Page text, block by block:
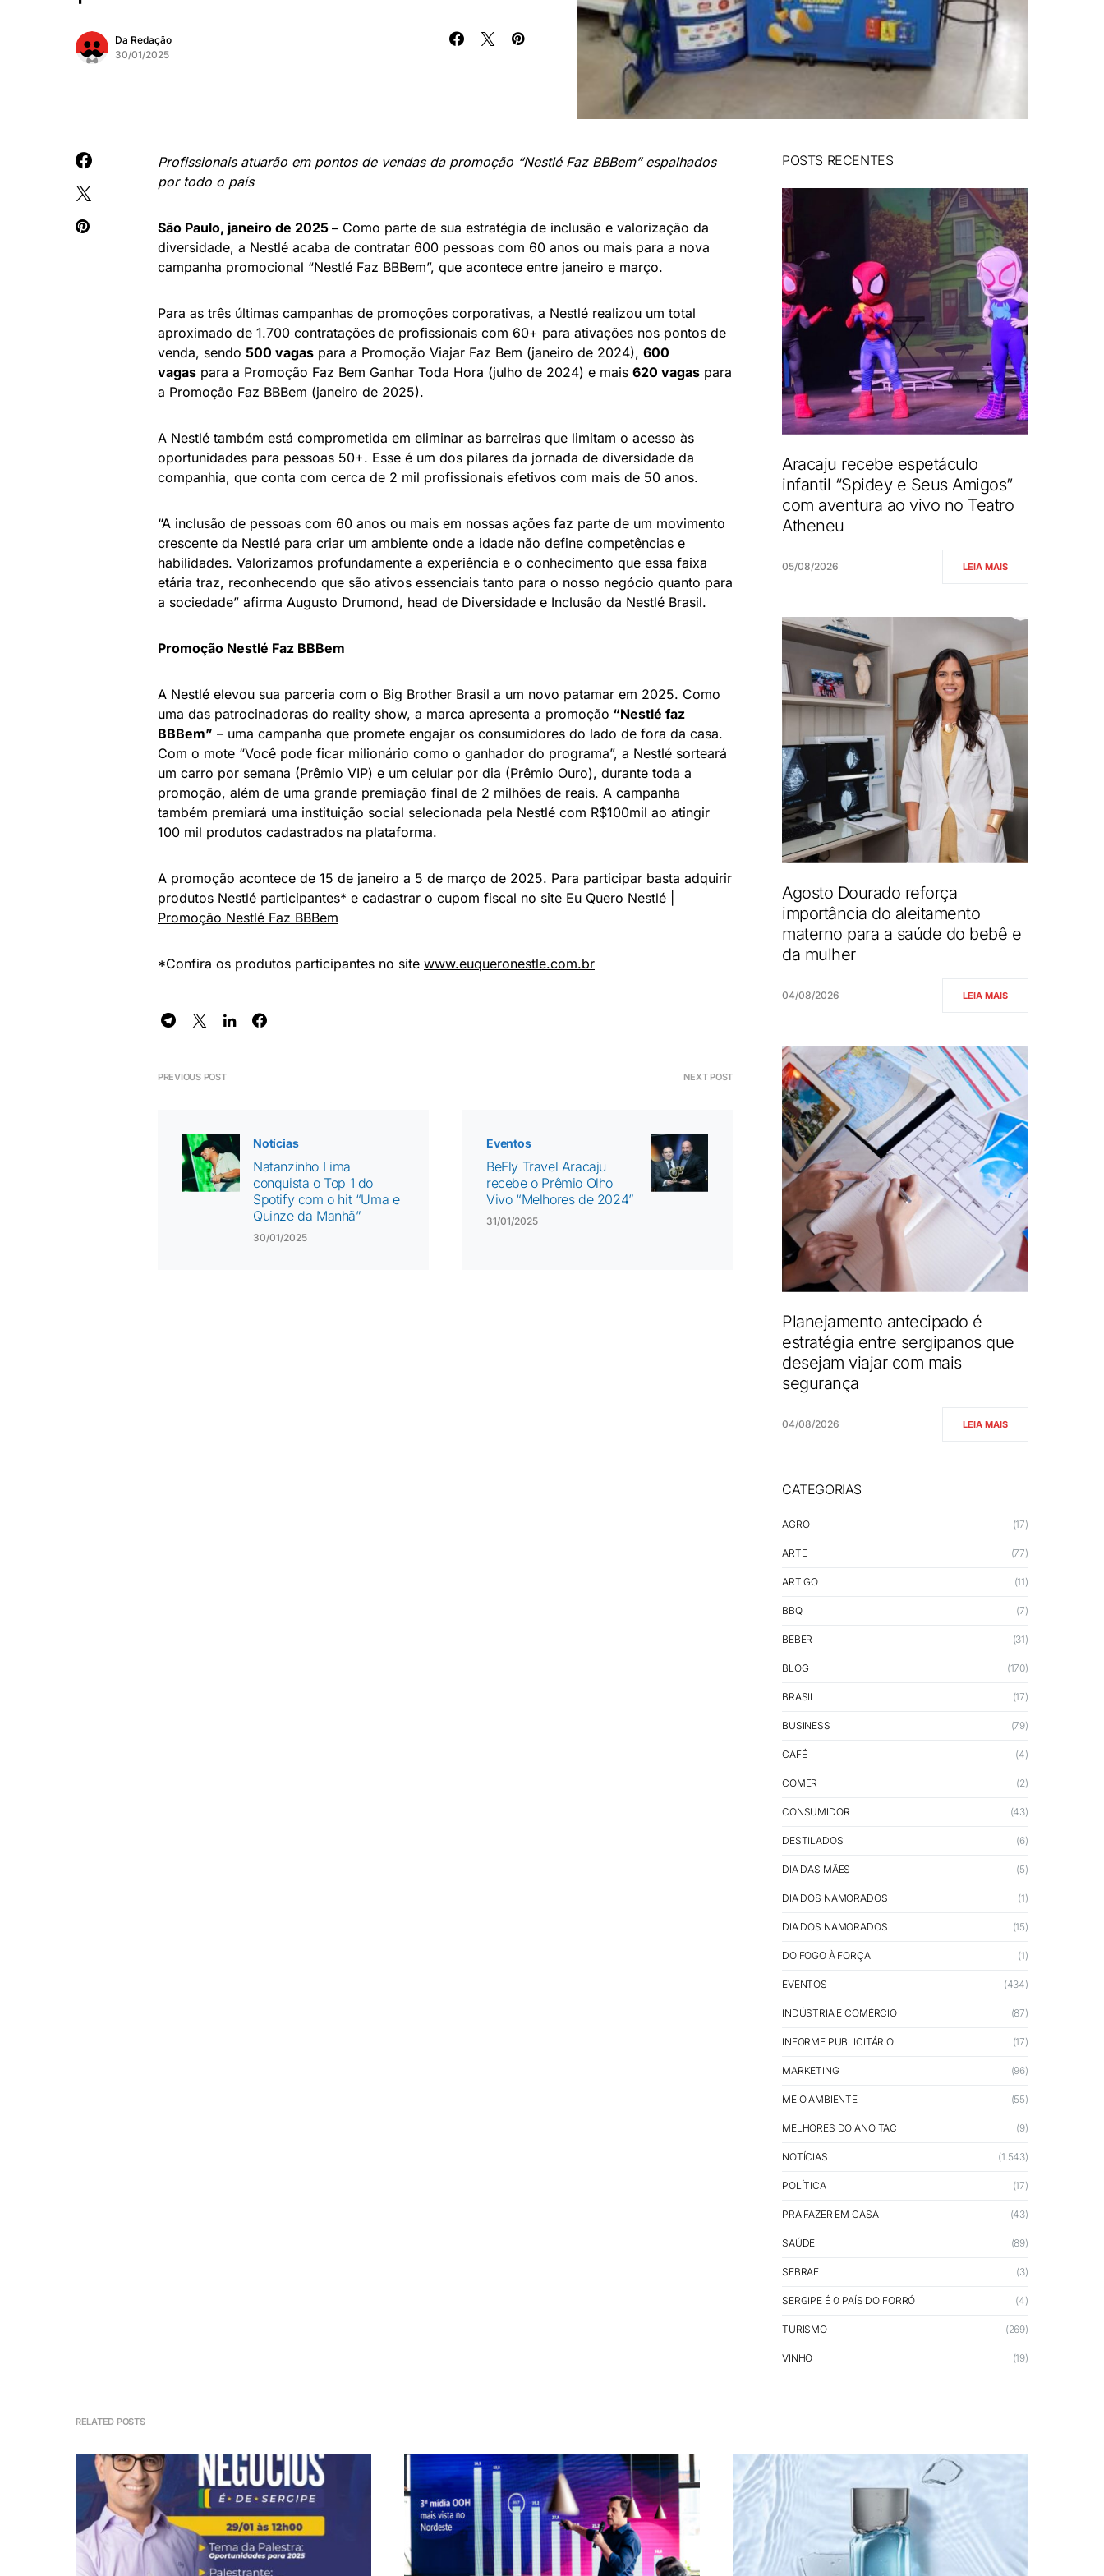
Da Redação
30/01/2025
Profissionais atuarão em pontos de vendas da promoção “Nestlé Faz BBBem” espalhados
por todo o país
São Paulo, janeiro de 2025 – Como parte de sua estratégia de inclusão e valorização da
diversidade, a Nestlé acaba de contratar 600 pessoas com 60 anos ou mais para a nova
campanha promocional “Nestlé Faz BBBem”, que acontece entre janeiro e março.
Para as três últimas campanhas de promoções corporativas, a Nestlé realizou um total
aproximado de 1.700 contratações de profissionais com 60+ para ativações nos pontos de
venda, sendo 500 vagas para a Promoção Viajar Faz Bem (janeiro de 2024), 600
vagas para a Promoção Faz Bem Ganhar Toda Hora (julho de 2024) e mais 620 vagas para
a Promoção Faz BBBem (janeiro de 2025).
A Nestlé também está comprometida em eliminar as barreiras que limitam o acesso às
oportunidades para pessoas 50+. Esse é um dos pilares da jornada de diversidade da
companhia, que conta com cerca de 2 mil profissionais efetivos com mais de 50 anos.
“A inclusão de pessoas com 60 anos ou mais em nossas ações faz parte de um movimento
crescente da Nestlé para criar um ambiente onde a idade não define competências e
habilidades. Valorizamos profundamente a experiência e o conhecimento que essa faixa
etária traz, reconhecendo que são ativos essenciais tanto para o nosso negócio quanto para
a sociedade” afirma Augusto Drumond, head de Diversidade e Inclusão da Nestlé Brasil.
Promoção Nestlé Faz BBBem
A Nestlé elevou sua parceria com o Big Brother Brasil a um novo patamar em 2025. Como
uma das patrocinadoras do reality show, a marca apresenta a promoção “Nestlé faz
BBBem” – uma campanha que promete engajar os consumidores do lado de fora da casa.
Com o mote “Você pode ficar milionário como o ganhador do programa”, a Nestlé sorteará
um carro por semana (Prêmio VIP) e um celular por dia (Prêmio Ouro), durante toda a
promoção, além de uma grande premiação final de 2 milhões de reais. A campanha
também premiará uma instituição social selecionada pela Nestlé com R$100mil ao atingir
100 mil produtos cadastrados na plataforma.
A promoção acontece de 15 de janeiro a 5 de março de 2025. Para participar basta adquirir
produtos Nestlé participantes* e cadastrar o cupom fiscal no site Eu Quero Nestlé |
Promoção Nestlé Faz BBBem
*Confira os produtos participantes no site www.euqueronestle.com.br
PREVIOUS POST
Notícias
Natanzinho Lima
conquista o Top 1 do
Spotify com o hit “Uma e
Quinze da Manhã”
30/01/2025
NEXT POST
Eventos
BeFly Travel Aracaju
recebe o Prêmio Olho
Vivo “Melhores de 2024”
31/01/2025
POSTS RECENTES
Aracaju recebe espetáculo
infantil “Spidey e Seus Amigos”
com aventura ao vivo no Teatro
Atheneu
05/08/2026 LEIA MAIS
Agosto Dourado reforça
importância do aleitamento
materno para a saúde do bebê e
da mulher
04/08/2026 LEIA MAIS
Planejamento antecipado é
estratégia entre sergipanos que
desejam viajar com mais
segurança
04/08/2026 LEIA MAIS
CATEGORIAS
AGRO (17)
ARTE (77)
ARTIGO (11)
BBQ (7)
BEBER (31)
BLOG (170)
BRASIL (17)
BUSINESS (79)
CAFÉ (4)
COMER (2)
CONSUMIDOR (43)
DESTILADOS (6)
DIA DAS MÃES (5)
DIA DOS NAMORADOS (1)
DIA DOS NAMORADOS (15)
DO FOGO À FORÇA (1)
EVENTOS (434)
INDÚSTRIA E COMÉRCIO (87)
INFORME PUBLICITÁRIO (17)
MARKETING (96)
MEIO AMBIENTE (55)
MELHORES DO ANO TAC (9)
NOTÍCIAS (1.543)
POLÍTICA (17)
PRA FAZER EM CASA (43)
SAÚDE (89)
SEBRAE (3)
SERGIPE É O PAÍS DO FORRÓ (4)
TURISMO (269)
VINHO (19)
RELATED POSTS